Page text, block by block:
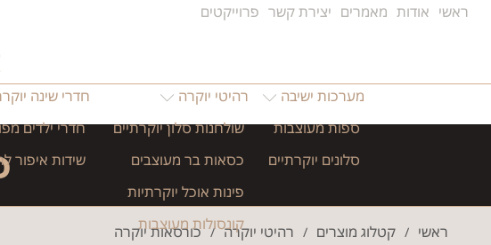
ראשי אודות מאמרים יצירת קשר פרוייקטים
מערכות ישיבה
ספות מעוצבות
סלונים יוקרתיים
רהיטי יוקרה
שולחנות סלון יוקרתיים
כסאות בר מעוצבים
פינות אוכל יוקרתיות
קונסולות מעוצבות
חדרי שינה
חדרי ילדים
שידות איפור
ראשי / קטלוג מוצרים / רהיטי יוקרה / כורסאות יוקרה